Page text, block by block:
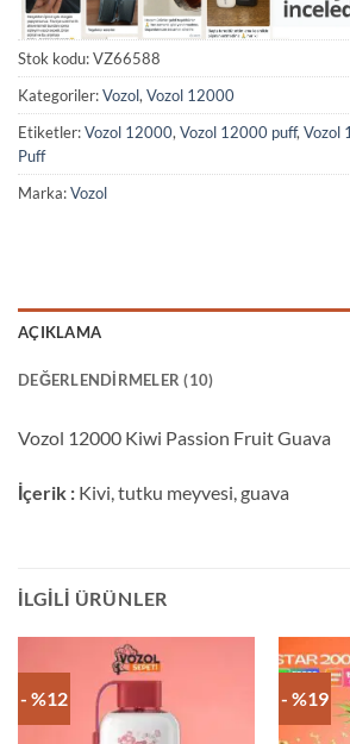
Stok kodu:VZ66588
Kategoriler:Vozol, Vozol 12000
Etiketler:Vozol 12000, Vozol 12000 puff, Vozol
Puff
Marka:Vozol
AÇIKLAMA
DEĞERLENDIRMELER (10)
Vozol 12000 Kiwi Passion Fruit Guava
İçerik : Kivi, tutku meyvesi, guava
İLGILI ÜRÜNLER
- %12 - %19